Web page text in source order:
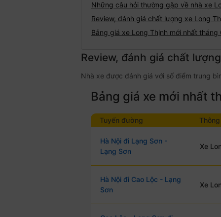
Những câu hỏi thường gặp về nhà xe
Review, đánh giá chất lượng xe Long
Bảng giá xe Long Thịnh mới nhất
Review, đánh giá chất
Nhà xe được đánh giá với số điểm trung
Bảng giá xe mới nhất
Tuyến đường
Hà Nội đi Lạng Sơn -
Lạng Sơn
Xe
Hà Nội đi Cao Lộc - Lạng
Sơn
Xe